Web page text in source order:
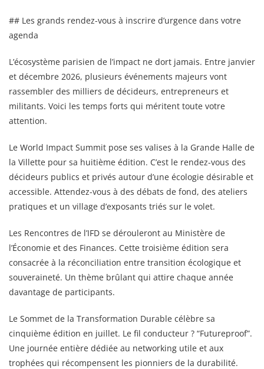
## Les grands rendez-vous à inscrire d’urgence dans votre
agenda
L’écosystème parisien de l’impact ne dort jamais. Entre janvier
et décembre 2026, plusieurs événements majeurs vont
rassembler des milliers de décideurs, entrepreneurs et
militants. Voici les temps forts qui méritent toute votre
attention.
Le World Impact Summit pose ses valises à la Grande Halle de
la Villette pour sa huitième édition. C’est le rendez-vous des
décideurs publics et privés autour d’une écologie désirable et
accessible. Attendez-vous à des débats de fond, des ateliers
pratiques et un village d’exposants triés sur le volet.
Les Rencontres de l’IFD se dérouleront au Ministère de
l’Économie et des Finances. Cette troisième édition sera
consacrée à la réconciliation entre transition écologique et
souveraineté. Un thème brûlant qui attire chaque année
davantage de participants.
Le Sommet de la Transformation Durable célèbre sa
cinquième édition en juillet. Le fil conducteur ? “Futureproof”.
Une journée entière dédiée au networking utile et aux
trophées qui récompensent les pionniers de la durabilité.